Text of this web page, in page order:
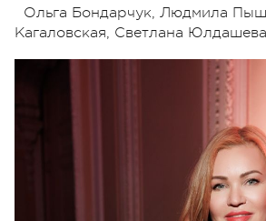
Ольга Бондарчук, Людмила
Кагаловская, Светлана Юлдашева